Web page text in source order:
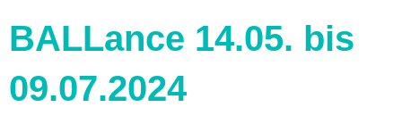
BALLance 14.05. bis
09.07.2024